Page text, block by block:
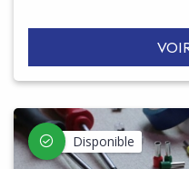
Disponible